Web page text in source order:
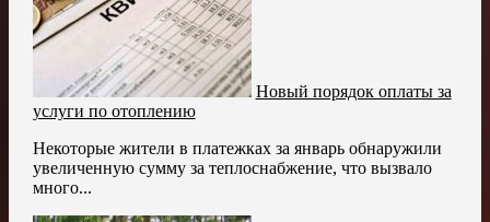
Новый порядок оплаты за
услуги по отоплению
Некоторые жители в платежках за январь обнаружили
увеличенную сумму за теплоснабжение, что вызвало
много...